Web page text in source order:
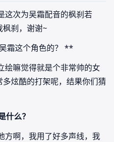
次为吴霜配音的枫刹若
枫刹，谢谢~
霜这个角色的？ **
嘛觉得就是个非常帅的女
炫酷的打架呢，结果你们猜
什么？
啊，我用了好多声线，我